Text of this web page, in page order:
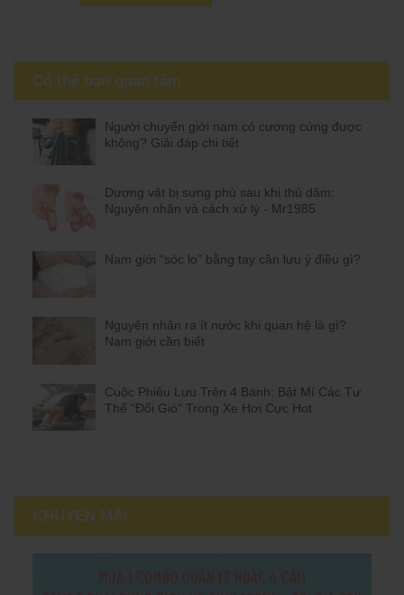
Có thể bạn quan tâm
Người chuyển giới nam có cương cứng được
không? Giải đáp chi tiết
Dương vật bị sưng phù sau khi thủ dâm:
Nguyên nhân và cách xử lý - Mr1985
Nam giới “sóc lọ” bằng tay cần lưu ý điều gì?
Nguyên nhân ra ít nước khi quan hệ là gì?
Nam giới cần biết
Cuộc Phiêu Lưu Trên 4 Bánh: Bật Mí Các Tư
Thế "Đổi Gió" Trong Xe Hơi Cực Hot
KHUYẾN MÃI: